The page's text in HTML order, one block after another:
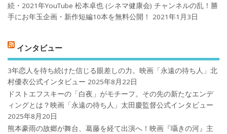
続・2021年YouTube 松本卓也 (シネマ健康会) チャンネルの乱！勝
手にお年玉企画・新作短編10本を無料公開！
2021年1月3日
インタビュー
3年恋人を待ち続けた信じる眼差しの力。映画「永遠の待ち人」北
村優衣公式インタビュー 2025年8月22日
ドストエフスキーの「白夜」がモチーフ。その先の新たなエンデ
ィングとは？映画「永遠の待ち人」太田慶監督公式インタビュー
2025年8月20日
熊本豪雨の故郷が舞台、葛藤を経て出演へ！映画『囁きの河』主